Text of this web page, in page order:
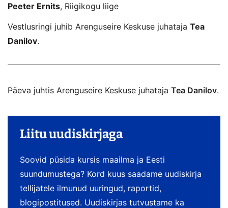
Peeter Ernits, Riigikogu liige
Vestlusringi juhib Arenguseire Keskuse juhataja Tea
Danilov.
Päeva juhtis Arenguseire Keskuse juhataja Tea Danilov.
Liitu uudiskirjaga
Soovid püsida kursis maailma ja Eesti
suundumustega? Kord kuus saadame uudiskirja
tellijatele ilmunud uuringud, raportid,
blogipostitused. Uudiskirjas tutvustame ka